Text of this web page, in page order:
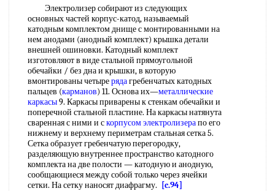
Электролизер собирают из следующих
основных частей корпус-катод, называемый
катодным комплектом днище с монтированными на
нем анодами (анодный комплект) крышка детали
внешней ошиновки. Катодный комплект
изготовляют в виде стальной прямоугольной
обечайки / без дна и крышки, в которую
вмонтированы четырерядагребенчатых катодных
пальцев (карманов) 11. Основа их—металлические
каркасы9. Каркасы приварены к стенкам обечайки и
поперечной стальной пластине. На каркасы натянута
сваренная с ними и скорпусом электролизерапо его
нижнему и верхнему периметрам стальная сетка 5.
Сетка образует гребенчатую перегородку,
разделяющую внутреннее пространство катодного
комплекта на две полости — катодную и анодную,
сообщающиеся между собой только через ячейки
сетки. На сетку наносят диафрагму.
[c.94]